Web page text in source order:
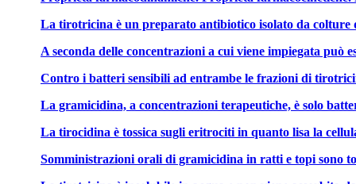
La tirotricina è un preparato antibiotico isolato da
A seconda delle concentrazioni a cui viene impiegata
Contro i batteri sensibili ad entrambe le frazioni di
La gramicidina, a concentrazioni terapeutiche, è solo
La tirocidina è tossica sugli eritrociti in quanto lisa la
Somministrazioni orali di gramicidina in ratti e topi sono